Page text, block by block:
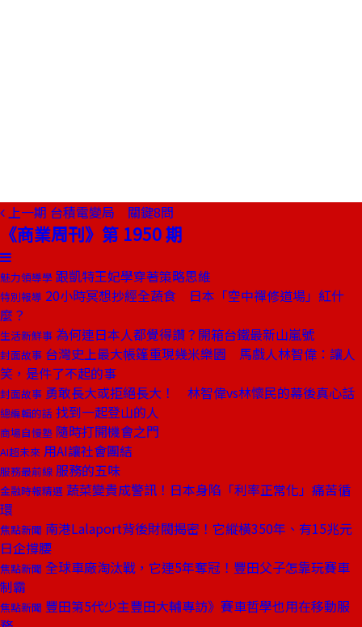
上一期 台積電變局 關鍵8問
《商業周刊》第 1950 期
魅力領導學 跟凱特王妃學穿著策略思維
特別報導 20小時冥想抄經全蔬食 日本「空中禪修道場」紅什
麼？
生活新鮮事 為何連日本人都覺得讚？開箱台鐵最新山嵐號
封面故事 台灣史上最大帳篷重現幾米樂園 馬戲人林智偉：讓人
笑，是件了不起的事
封面故事 勇敢長大或拒絕長大！ 林智偉vs林懷民的幕後真心話
總編輯的話 找到一起登山的人
商場自慢塾 隨時打開機會之門
AI超未來 用AI讓社會團結
服務最前線 服務的五味
金融時報精選 蔬菜變貴成警訊！日本身陷「利率正常化」痛苦循
環
焦點新聞 南港Lalaport背後財閥揭密！它縱橫350年、有15兆元
日企撐腰
焦點新聞 全球車廠淘汰戰，它連5年奪冠！豐田父子怎靠玩賽車
制霸
焦點新聞 豐田第5代少主豐田大輔專訪》賽車哲學也用在移動服